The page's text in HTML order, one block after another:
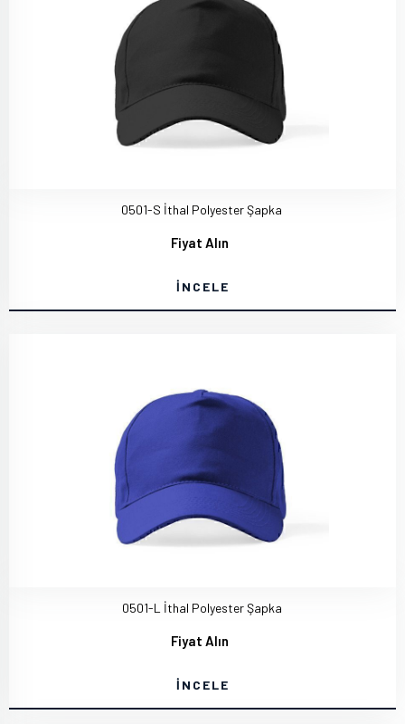
0501-S İthal Polyester Şapka
Fiyat Alın
İNCELE
0501-L İthal Polyester Şapka
Fiyat Alın
İNCELE